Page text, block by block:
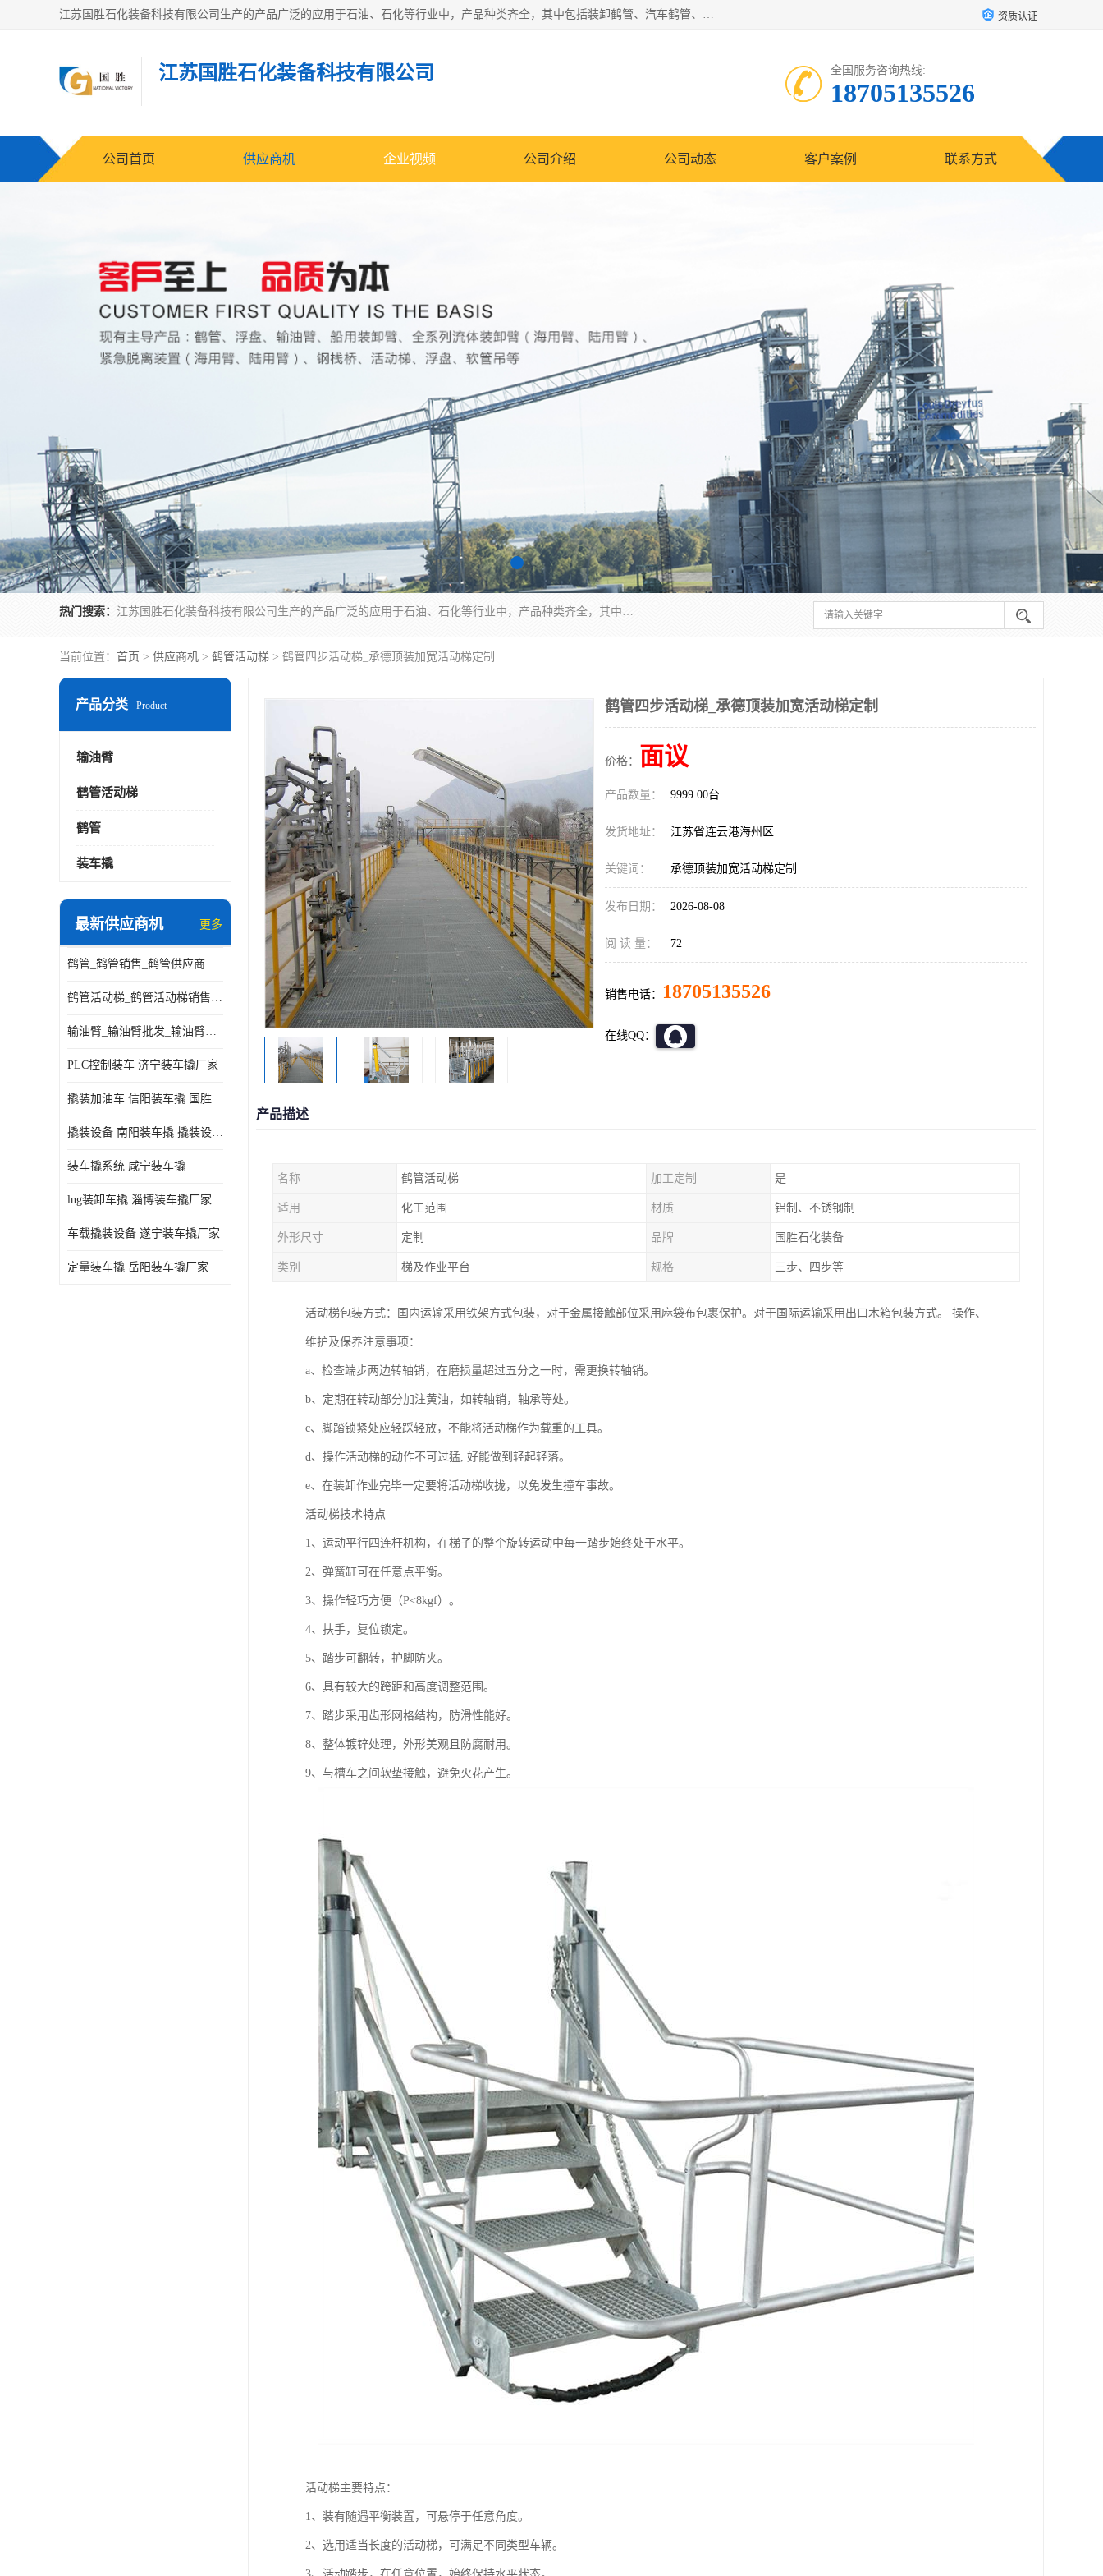
江苏国胜石化装备科技有限公司生产的产品广泛的应用于石油、石化等行业中，产品种类齐全，其中包括装卸鹤管、汽车鹤管、火车鹤管、装车鹤管、卸车鹤管、上装鹤管、下装鹤管、lng鹤管、发油鹤管、液氨鹤管、液化气鹤管等，我们生产的产品质量上乘，价格实惠，服务好，买鹤管就到国胜石化装备！ 资质认证
江苏国胜石化装备科技有限公司 全国服务咨询热线:
18705135526
公司首页 供应商机 企业视频 公司介绍 公司动态 客户案例 联系方式
热门搜索： 江苏国胜石化装备科技有限公司生产的产品广泛的应用于石油、石化等行业中，产品种类齐全，其中包括装卸鹤管、汽车鹤管、火车鹤管、装车鹤管、卸车鹤管、上装鹤管、下装鹤管、lng鹤管、发油鹤管、液氨鹤管、液化气鹤管等，我们生产的产品质量上乘，价格实惠，服务好，买鹤管就到国胜石化装备！
当前位置： 首页 > 供应商机 > 鹤管活动梯 > 鹤管四步活动梯_承德顶装加宽活动梯定制
产品分类 Product
输油臂
鹤管活动梯
鹤管
装车撬
最新供应商机 更多
鹤管_鹤管销售_鹤管供应商
鹤管活动梯_鹤管活动梯销售_鹤管活动梯供应商
输油臂_输油臂批发_输油臂厂家
PLC控制装车 济宁装车撬厂家
撬装加油车 信阳装车撬 国胜装备
撬装设备 南阳装车撬 撬装设备 定量控制
装车撬系统 咸宁装车撬
lng装卸车撬 淄博装车撬厂家
车载撬装设备 遂宁装车撬厂家
定量装车撬 岳阳装车撬厂家
鹤管四步活动梯_承德顶装加宽活动梯定制
价格： 面议
产品数量： 9999.00台
发货地址： 江苏省连云港海州区
关键词： 承德顶装加宽活动梯定制
发布日期： 2026-08-08
阅 读 量： 72
销售电话： 18705135526
在线QQ：
产品描述
名称 鹤管活动梯 加工定制 是
适用 化工范围 材质 铝制、不锈钢制
外形尺寸 定制 品牌 国胜石化装备
类别 梯及作业平台 规格 三步、四步等
活动梯包装方式：国内运输采用铁架方式包装，对于金属接触部位采用麻袋布包裹保护。对于国际运输采用出口木箱包装方式。 操作、
维护及保养注意事项：
a、检查端步两边转轴销，在磨损量超过五分之一时，需更换转轴销。
b、定期在转动部分加注黄油，如转轴销，轴承等处。
c、脚踏锁紧处应轻踩轻放，不能将活动梯作为载重的工具。
d、操作活动梯的动作不可过猛, 好能做到轻起轻落。
e、在装卸作业完毕一定要将活动梯收拢，以免发生撞车事故。
活动梯技术特点
1、运动平行四连杆机构，在梯子的整个旋转运动中每一踏步始终处于水平。
2、弹簧缸可在任意点平衡。
3、操作轻巧方便（P<8kgf）。
4、扶手，复位锁定。
5、踏步可翻转，护脚防夹。
6、具有较大的跨距和高度调整范围。
7、踏步采用齿形网格结构，防滑性能好。
8、整体镀锌处理，外形美观且防腐耐用。
9、与槽车之间软垫接触，避免火花产生。
活动梯主要特点：
1、装有随遇平衡装置，可悬停于任意角度。
2、选用适当长度的活动梯，可满足不同类型车辆。